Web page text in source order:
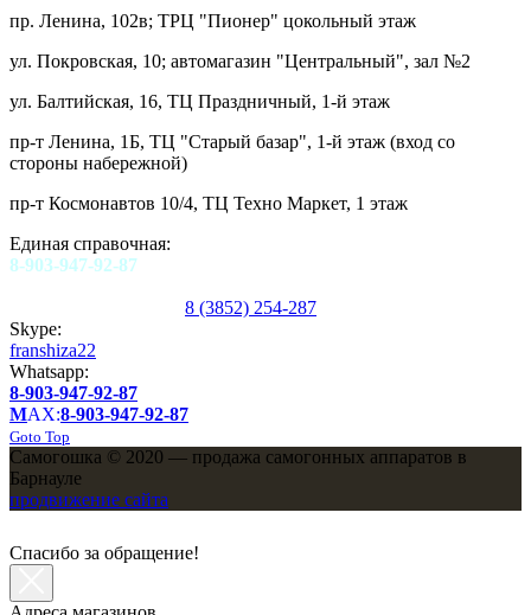
пр. Ленина, 102в; ТРЦ "Пионер" цокольный этаж
ул. Покровская, 10; автомагазин "Центральный", зал №2
ул. Балтийская, 16, ТЦ Праздничный, 1-й этаж
пр-т Ленина, 1Б, ТЦ "Старый базар", 1-й этаж (вход со
стороны набережной)
пр-т Космонавтов 10/4, ТЦ Техно Маркет, 1 этаж
Единая справочная:
8-903-947-92-87
8 (3852) 254-287
Skype:
franshiza22
Whatsapp:
8-903-947-92-87
MAX:8-903-947-92-87
Goto Top
Самогошка © 2020 — продажа самогонных аппаратов в
Барнауле
продвижение сайта
Спасибо за обращение!